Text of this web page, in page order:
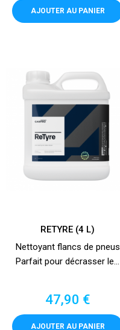
AJOUTER AU PANIER
RETYRE (4 L)
Nettoyant flancs de pneus
Parfait pour décrasser le...
Prix
47,90 €
AJOUTER AU PANIER